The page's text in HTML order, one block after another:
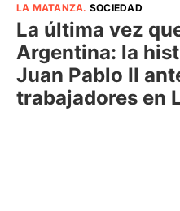
LA MATANZA. SOCIEDAD
La última vez
Argentina: la
Juan Pablo II
trabajadores en